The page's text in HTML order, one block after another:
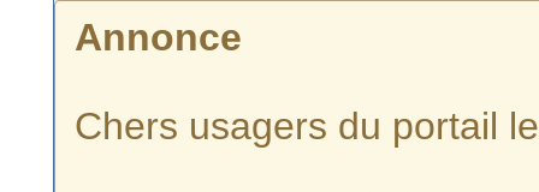
Annonce
Chers usagers du portail